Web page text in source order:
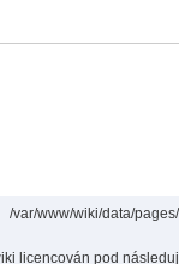
/var/www/wiki/data/
licencován pod